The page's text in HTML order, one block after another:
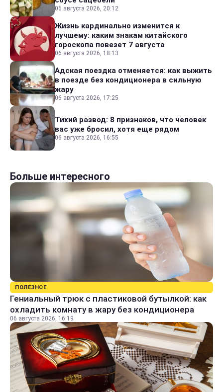
06 августа 2026, 20:12
Жизнь кардинально изменится к
лучшему: каким знакам китайского
гороскопа повезет 7 августа
06 августа 2026, 18:13
Адская поездка отменяется: как выжить
в поезде без кондиционера в сильную
жару
06 августа 2026, 17:25
Тихий развод: 8 признаков, что человек
вас уже бросил, хотя еще рядом
06 августа 2026, 16:55
Больше интересного
ПОЛЕЗНОЕ
Гениальный трюк с пластиковой бутылкой: как
охладить комнату в жару без кондиционера
06 августа 2026, 16:19